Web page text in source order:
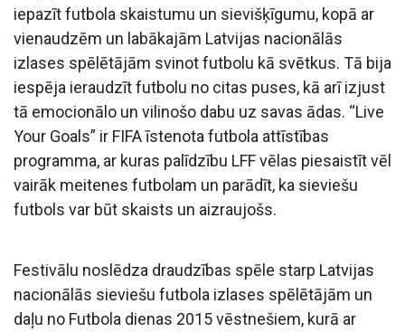
iepazīt futbola skaistumu un sievišķīgumu, kopā ar
vienaudzēm un labākajām Latvijas nacionālās
izlases spēlētājām svinot futbolu kā svētkus. Tā bija
iespēja ieraudzīt futbolu no citas puses, kā arī izjust
tā emocionālo un vilinošo dabu uz savas ādas. “Live
Your Goals” ir FIFA īstenota futbola attīstības
programma, ar kuras palīdzību LFF vēlas piesaistīt vēl
vairāk meitenes futbolam un parādīt, ka sieviešu
futbols var būt skaists un aizraujošs.
Festivālu noslēdza draudzības spēle starp Latvijas
nacionālās sieviešu futbola izlases spēlētājām un
daļu no Futbola dienas 2015 vēstnešiem, kurā ar